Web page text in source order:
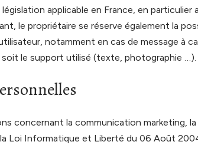
applicable en France, en particulier
le propriétaire se réserve également la
notamment en cas de message à
le support utilisé (texte, photographie …).
concernant la communication marketing, la
Loi Informatique et Liberté du 06 Août